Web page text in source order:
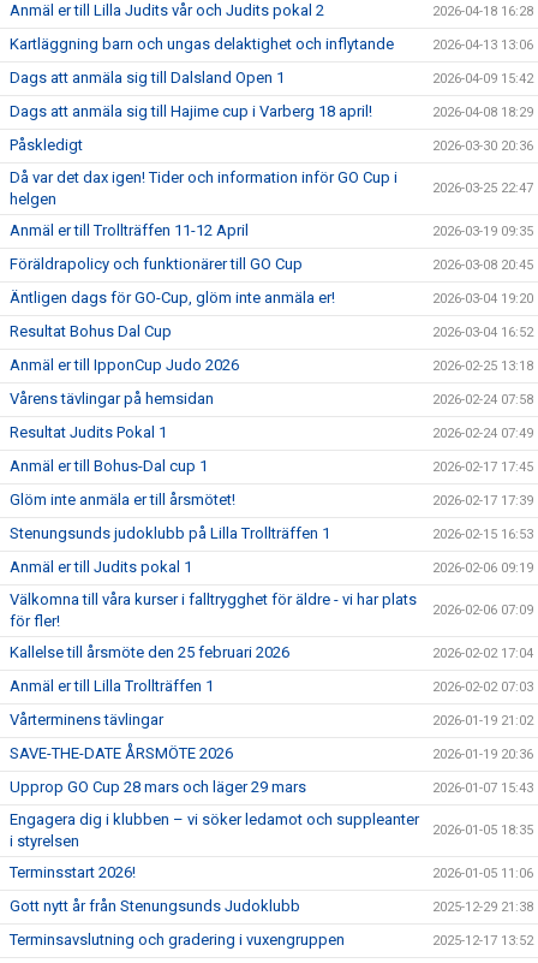
Anmäl er till Lilla Judits vår och Judits pokal 2 2026-04-18 16:28
Kartläggning barn och ungas delaktighet och inflytande 2026-04-13 13:06
Dags att anmäla sig till Dalsland Open 1 2026-04-09 15:42
Dags att anmäla sig till Hajime cup i Varberg 18 april! 2026-04-08 18:29
Påskledigt 2026-03-30 20:36
Då var det dax igen! Tider och information inför GO Cup i
helgen
2026-03-25 22:47
Anmäl er till Trollträffen 11-12 April 2026-03-19 09:35
Föräldrapolicy och funktionärer till GO Cup 2026-03-08 20:45
Äntligen dags för GO-Cup, glöm inte anmäla er! 2026-03-04 19:20
Resultat Bohus Dal Cup 2026-03-04 16:52
Anmäl er till IpponCup Judo 2026 2026-02-25 13:18
Vårens tävlingar på hemsidan 2026-02-24 07:58
Resultat Judits Pokal 1 2026-02-24 07:49
Anmäl er till Bohus-Dal cup 1 2026-02-17 17:45
Glöm inte anmäla er till årsmötet! 2026-02-17 17:39
Stenungsunds judoklubb på Lilla Trollträffen 1 2026-02-15 16:53
Anmäl er till Judits pokal 1 2026-02-06 09:19
Välkomna till våra kurser i falltrygghet för äldre - vi har plats
för fler!
2026-02-06 07:09
Kallelse till årsmöte den 25 februari 2026 2026-02-02 17:04
Anmäl er till Lilla Trollträffen 1 2026-02-02 07:03
Vårterminens tävlingar 2026-01-19 21:02
SAVE-THE-DATE ÅRSMÖTE 2026 2026-01-19 20:36
Upprop GO Cup 28 mars och läger 29 mars 2026-01-07 15:43
Engagera dig i klubben – vi söker ledamot och suppleanter
i styrelsen
2026-01-05 18:35
Terminsstart 2026! 2026-01-05 11:06
Gott nytt år från Stenungsunds Judoklubb 2025-12-29 21:38
Terminsavslutning och gradering i vuxengruppen 2025-12-17 13:52